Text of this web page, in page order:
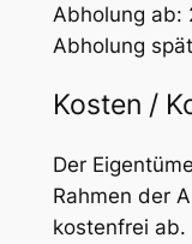
Abholung ab:
Abholung
Kosten /
Der
Rahmen der
kostenfrei ab.